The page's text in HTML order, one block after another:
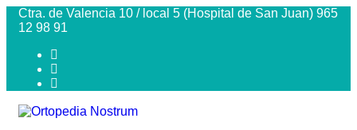
Ctra. de Valencia 10 / local 5 (Hospital de San Juan) 965
12 98 91